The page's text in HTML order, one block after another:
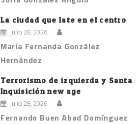
La ciudad que late en el centro
julio 28, 2026
María Fernanda González
Hernández
Terrorismo de izquierda y Santa
Inquisición new age
julio 28, 2026
Fernando Buen Abad Domínguez